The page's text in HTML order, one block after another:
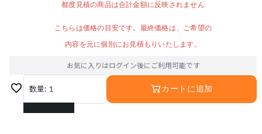
都度見積の商品は合計金額に反映されません
こちらは価格の目安です。最終価格は、ご希望の
内容を元に個別にお見積もりいたします。
お気に入りはログイン後にご利用可能です
数量: 1
1
カートに追加